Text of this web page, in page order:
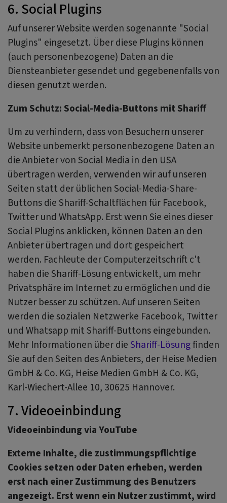
6. Social Plugins
Auf unserer Website werden sogenannte "Social
Plugins" eingesetzt. Über diese Plugins können
(auch personenbezogene) Daten an die
Diensteanbieter gesendet und gegebenenfalls von
diesen genutzt werden.
Zum Schutz: Social-Media-Buttons mit Shariff
Um zu verhindern, dass von Besuchern unserer
Website unbemerkt personenbezogene Daten an
die Anbieter von Social Media in den USA
übertragen werden, verwenden wir auf unseren
Seiten statt der üblichen Social-Media-Share-
Buttons die Shariff-Schaltflächen für Facebook,
Twitter und WhatsApp. Erst wenn Sie eines dieser
Social Plugins anklicken, können Daten an den
Anbieter übertragen und dort gespeichert
werden. Fachleute der Computerzeitschrift c't
haben die Shariff-Lösung entwickelt, um mehr
Privatsphäre im Internet zu ermöglichen und die
Nutzer besser zu schützen. Auf unseren Seiten
werden die sozialen Netzwerke Facebook, Twitter
und Whatsapp mit Shariff-Buttons eingebunden.
Mehr Informationen über die Shariff-Lösungfinden
Sie auf den Seiten des Anbieters, der Heise Medien
GmbH & Co. KG, Heise Medien GmbH & Co. KG,
Karl-Wiechert-Allee 10, 30625 Hannover.
7. Videoeinbindung
Videoeinbindung via YouTube
Externe Inhalte, die zustimmungspflichtige
Cookies setzen oder Daten erheben, werden
erst nach einer Zustimmung des Benutzers
angezeigt. Erst wenn ein Nutzer zustimmt, wird